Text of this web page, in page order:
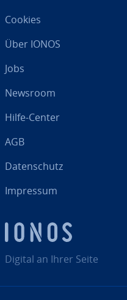
Digital an Ihrer Seite
Cookies
Über IONOS
Jobs
Newsroom
Hilfe-Center
AGB
Da­ten­schutz
Impressum